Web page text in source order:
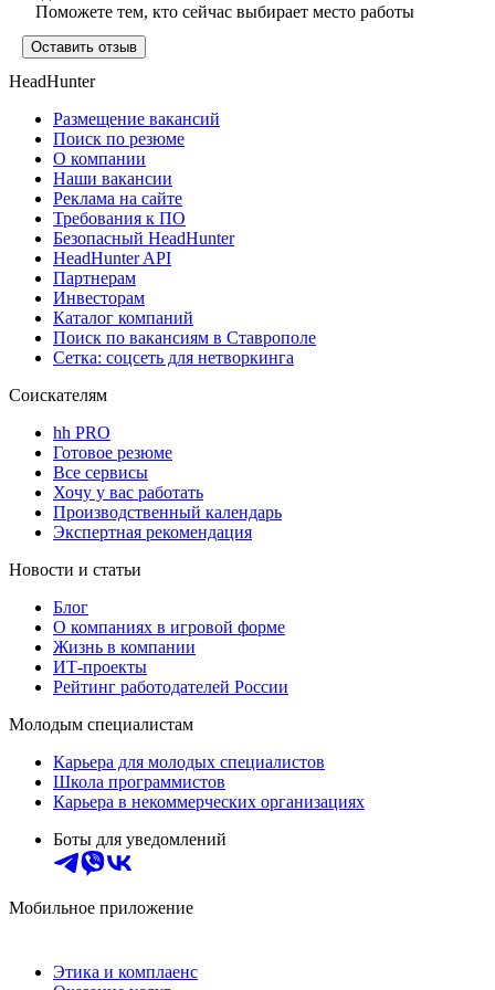
Поможете тем, кто сейчас выбирает место работы
Оставить отзыв
HeadHunter
Размещение вакансий
Поиск по резюме
О компании
Наши вакансии
Реклама на сайте
Требования к ПО
Безопасный HeadHunter
HeadHunter API
Партнерам
Инвесторам
Каталог компаний
Поиск по вакансиям в Ставрополе
Сетка: соцсеть для нетворкинга
Соискателям
hh PRO
Готовое резюме
Все сервисы
Хочу у вас работать
Производственный календарь
Экспертная рекомендация
Новости и статьи
Блог
О компаниях в игровой форме
Жизнь в компании
ИТ-проекты
Рейтинг работодателей России
Молодым специалистам
Карьера для молодых специалистов
Школа программистов
Карьера в некоммерческих организациях
Боты для уведомлений
Мобильное приложение
Этика и комплаенс